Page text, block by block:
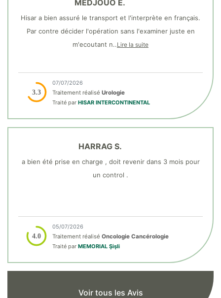
MEDJOUO E.
Hisar a bien assuré le transport et l'interprète en français.
Par contre décider l'opération sans l'examiner juste en
m'ecoutant n..Lire la suite
3.3
07/07/2026
Traitement réalisé Urologie
Traité par HISAR INTERCONTINENTAL
HARRAG S.
a bien été prise en charge , doit revenir dans 3 mois pour
un control .
4.0
05/07/2026
Traitement réalisé Oncologie Cancérologie
Traité par MEMORIAL Şişli
Voir tous les Avis